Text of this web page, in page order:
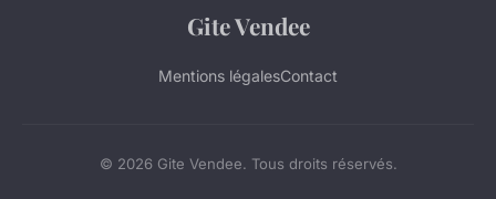
Gite Vendee
Mentions légalesContact
© 2026 Gite Vendee. Tous droits réservés.